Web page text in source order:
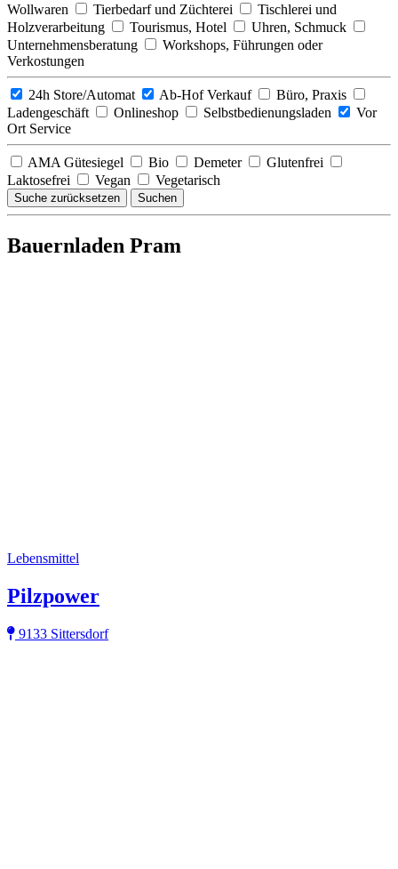
Wollwaren
Tierbedarf und Züchterei
Tischlerei und
Holzverarbeitung
Tourismus, Hotel
Uhren, Schmuck
Unternehmensberatung
Workshops, Führungen oder
Verkostungen
24h Store/Automat Ab-Hof Verkauf
Büro, Praxis
Ladengeschäft
Onlineshop Selbstbedienungsladen
Vor
Ort Service
AMA Gütesiegel Bio Demeter
Glutenfrei
Laktosefrei
Vegan Vegetarisch
Suche zurücksetzen Suchen
Bauernladen Pram
Lebensmittel
Pilzpower
9133 Sittersdorf